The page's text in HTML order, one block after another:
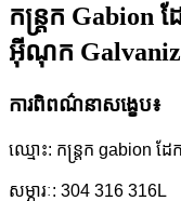
កន្ត្រក
អ៊ីណុក
ការពិពណ៌នាសង្ខេប៖
ឈ្មោះ: កន្ត្រក gabion ដ
សម្ភារៈ: 304 316 316L